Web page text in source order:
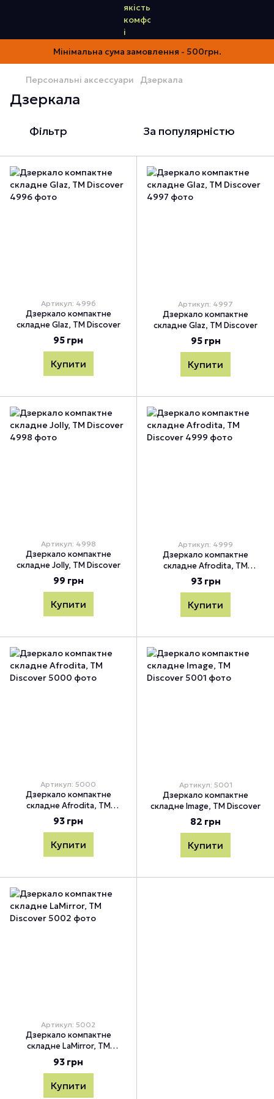
Мінімальна сума замовлення - 500грн.
Персональні аксессуари Дзеркала
Дзеркала
Фільтр За популярністю
Артикул: 4996
Дзеркало компактне
складне Glaz, TM Discover
95 грн
Купити
Артикул: 4997
Дзеркало компактне
складне Glaz, TM Discover
95 грн
Купити
Артикул: 4998
Дзеркало компактне
складне Jolly, TM Discover
99 грн
Купити
Артикул: 4999
Дзеркало компактне
складне Afrodita, TM
Discover
93 грн
Купити
Артикул: 5000
Дзеркало компактне
складне Afrodita, TM
Discover
93 грн
Купити
Артикул: 5001
Дзеркало компактне
складне Image, TM Discover
82 грн
Купити
Артикул: 5002
Дзеркало компактне
складне LaMirror, TM
Discover
93 грн
Купити